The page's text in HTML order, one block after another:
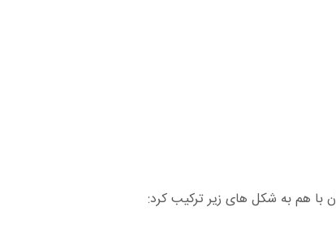
با هم به شکل های زیر ترکیب کرد: